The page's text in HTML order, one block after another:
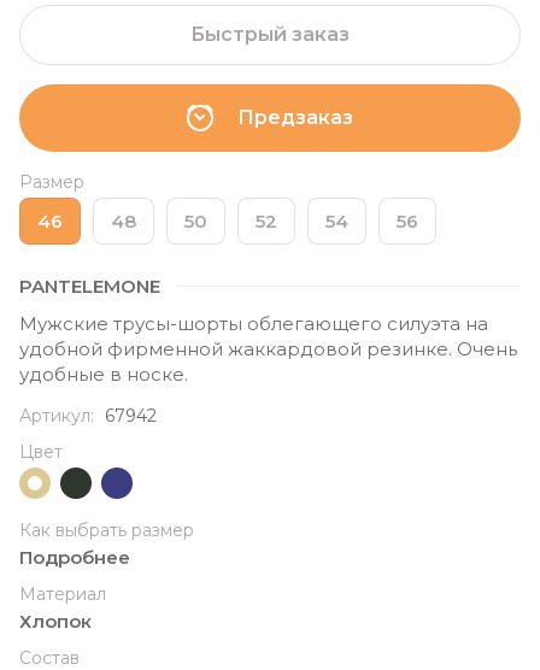
Предзаказ
Быстрый заказ
Размер
46 48 50 52 54 56
PANTELEMONE
Мужские трусы-шорты облегающего силуэта на
удобной фирменной жаккардовой резинке. Очень
удобные в носке.
Артикул:
67942
Цвет
Как выбрать размер
Подробнее
Материал
Хлопок
Состав